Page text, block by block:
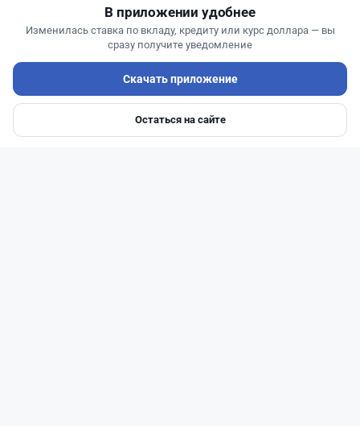
Ипотеки Авто
В приложении удобнее
Изменилась ставка по вкладу, кредиту или курс доллара — вы
сразу получите уведомление
Скачать приложение
Остаться на сайте